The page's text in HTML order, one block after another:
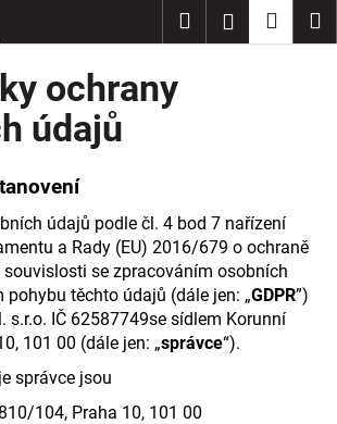
Hledat Přihlášení
ochrany
údajů
údajů podle čl. 4 bod 7 nařízení
a Rady (EU) 2016/679 o ochraně
se zpracováním osobních
pohybu těchto údajů (dále jen: „GDPR”)
s.r.o. IČ 62587749se sídlem Korunní
101 00 (dále jen: „správce“).
správce jsou
104, Praha 10, 101 00